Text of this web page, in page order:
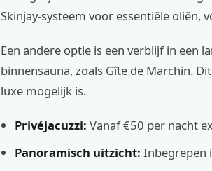
Skinjay-systeem voor essentiële oliën,
Een andere optie is een verblijf in een
binnensauna, zoals Gîte de Marchin.
luxe mogelijk is.
Privéjacuzzi: Vanaf €50 per nacht
Panoramisch uitzicht: Inbegrepen